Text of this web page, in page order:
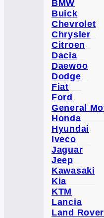
BMW
Buick
Chevrolet
Chrysler
Citroen
Dacia
Daewoo
Dodge
Fiat
Ford
General
Honda
Hyundai
Iveco
Jaguar
Jeep
Kawasaki
Kia
KTM
Lancia
Land Rover